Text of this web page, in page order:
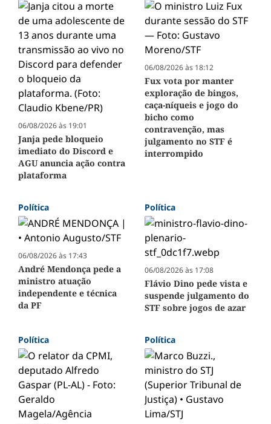
06/08/2026 às 19:01
Janja pede bloqueio
imediato do Discord e
AGU anuncia ação contra
plataforma
06/08/2026 às 18:12
Fux vota por manter
exploração de bingos,
caça-níqueis e jogo do
bicho como
contravenção, mas
julgamento no STF é
interrompido
Política
06/08/2026 às 17:43
André Mendonça pede a
ministro atuação
independente e técnica
da PF
Política
06/08/2026 às 17:08
Flávio Dino pede vista e
suspende julgamento do
STF sobre jogos de azar
Política Política